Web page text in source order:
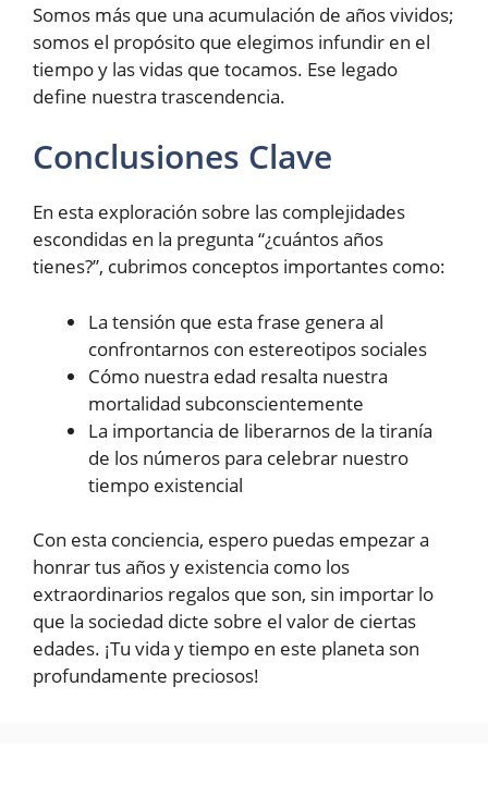
Somos más que una acumulación de años vividos;
somos el propósito que elegimos infundir en el
tiempo y las vidas que tocamos. Ese legado
define nuestra trascendencia.
Conclusiones Clave
En esta exploración sobre las complejidades
escondidas en la pregunta “¿cuántos años
tienes?”, cubrimos conceptos importantes como:
La tensión que esta frase genera al
confrontarnos con estereotipos sociales
Cómo nuestra edad resalta nuestra
mortalidad subconscientemente
La importancia de liberarnos de la tiranía
de los números para celebrar nuestro
tiempo existencial
Con esta conciencia, espero puedas empezar a
honrar tus años y existencia como los
extraordinarios regalos que son, sin importar lo
que la sociedad dicte sobre el valor de ciertas
edades. ¡Tu vida y tiempo en este planeta son
profundamente preciosos!